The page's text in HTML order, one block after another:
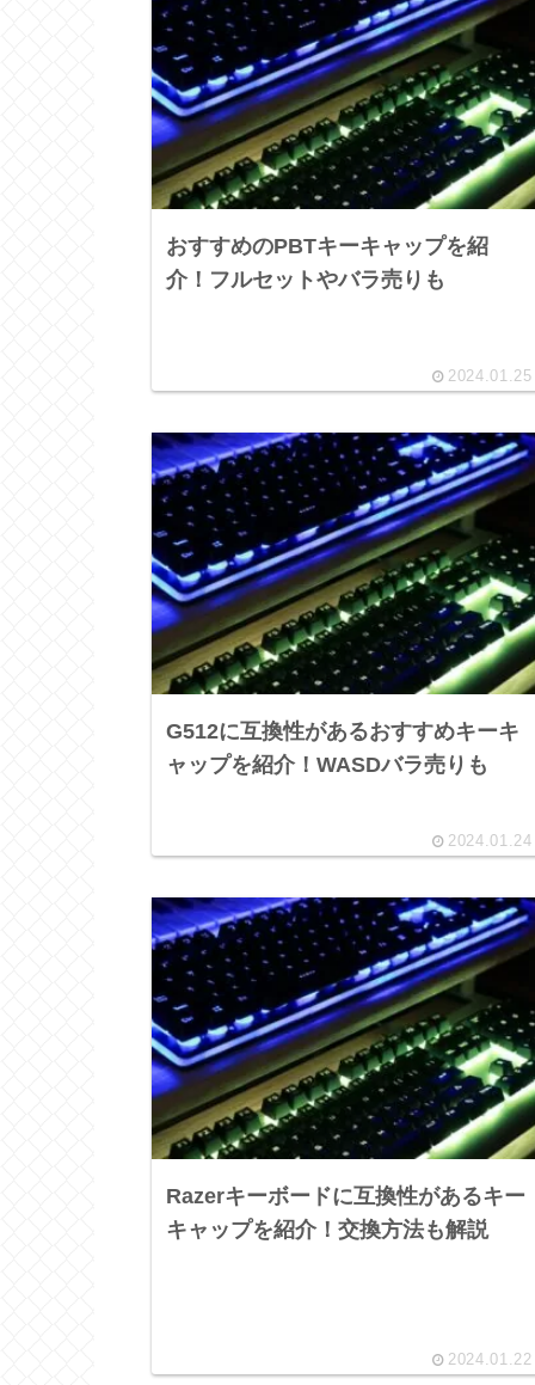
おすすめのPBTキーキャップを紹
介！フルセットやバラ売りも
2024.01.25
G512に互換性があるおすすめキーキ
ャップを紹介！WASDバラ売りも
2024.01.24
Razerキーボードに互換性があるキー
キャップを紹介！交換方法も解説
2024.01.22